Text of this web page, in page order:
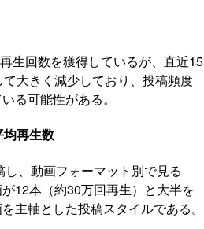
生回数を獲得しているが、直近15
大きく減少しており、投稿頻度
る可能性がある。
再生数
、動画フォーマット別で見る
12本（約30万回再生）と大半を
主軸とした投稿スタイルである。